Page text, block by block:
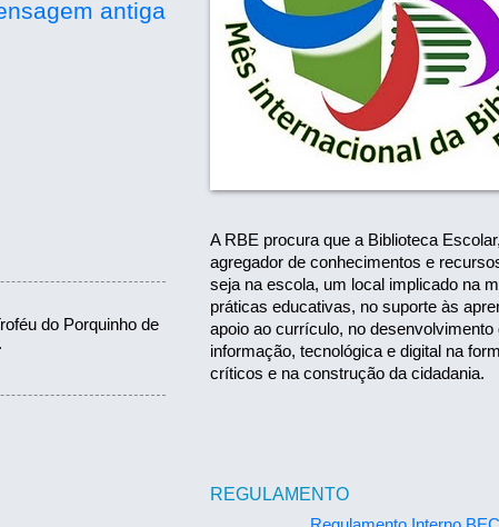
antiga
do Porquinho de
A RBE procura que a Biblioteca
agregador de conhecimentos e
seja na escola, um local implicado na
práticas educativas, no suporte às
apoio ao currículo, no desenvolvimento
informação, tecnológica e digital na
críticos e na construção da cidadania.
REGULAMENTO